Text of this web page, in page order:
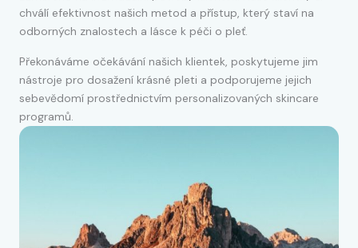
chválí efektivnost našich metod a přístup, který staví na
odborných znalostech a lásce k péči o pleť.
Překonáváme očekávání našich klientek, poskytujeme jim
nástroje pro dosažení krásné pleti a podporujeme jejich
sebevědomí prostřednictvím personalizovaných skincare
programů.